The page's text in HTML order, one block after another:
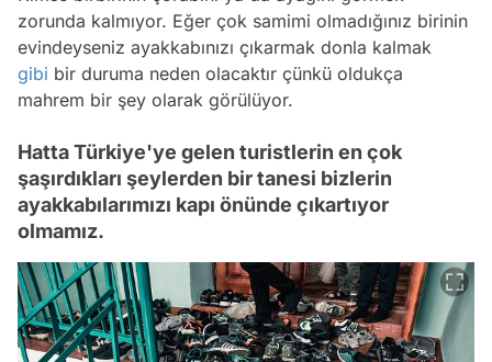
zorunda kalmıyor. Eğer çok samimi olmadığınız birinin
evindeyseniz ayakkabınızı çıkarmak donla kalmak
gibi bir duruma neden olacaktır çünkü oldukça
mahrem bir şey olarak görülüyor.
Hatta Türkiye'ye gelen turistlerin en çok
şaşırdıkları şeylerden bir tanesi bizlerin
ayakkabılarımızı kapı önünde çıkartıyor
olmamız.